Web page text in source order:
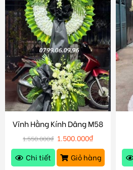
Vĩnh Hằng Kính Dâng M58
1.550.000₫ 1.500.000₫
Chi tiết
Giỏ hàng